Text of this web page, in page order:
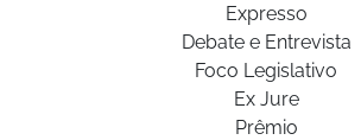
Expresso
Debate e Entrevista
Foco Legislativo
Ex Jure
Prêmio